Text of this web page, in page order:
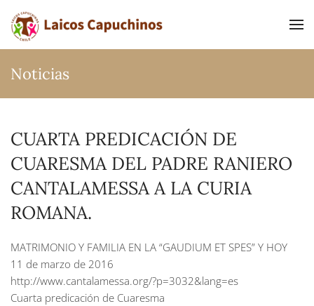
Ir al contenido principal
Noticias
CUARTA PREDICACIÓN DE
CUARESMA DEL PADRE RANIERO
CANTALAMESSA A LA CURIA
ROMANA.
MATRIMONIO Y FAMILIA EN LA “GAUDIUM ET SPES” Y HOY
11 de marzo de 2016
http://www.cantalamessa.org/?p=3032&lang=es
Cuarta predicación de Cuaresma